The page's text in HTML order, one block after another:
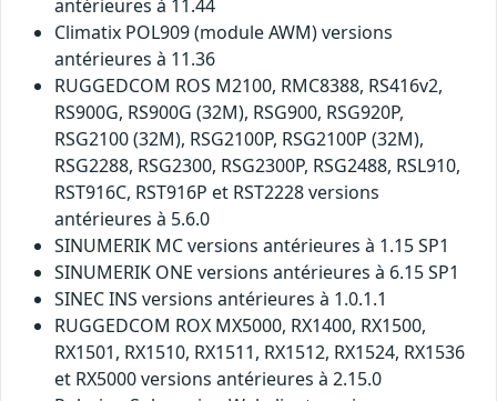
antérieures à 11.44
Climatix POL909 (module AWM) versions
antérieures à 11.36
RUGGEDCOM ROS M2100, RMC8388, RS416v2,
RS900G, RS900G (32M), RSG900, RSG920P,
RSG2100 (32M), RSG2100P, RSG2100P (32M),
RSG2288, RSG2300, RSG2300P, RSG2488, RSL910,
RST916C, RST916P et RST2228 versions
antérieures à 5.6.0
SINUMERIK MC versions antérieures à 1.15 SP1
SINUMERIK ONE versions antérieures à 6.15 SP1
SINEC INS versions antérieures à 1.0.1.1
RUGGEDCOM ROX MX5000, RX1400, RX1500,
RX1501, RX1510, RX1511, RX1512, RX1524, RX1536
et RX5000 versions antérieures à 2.15.0